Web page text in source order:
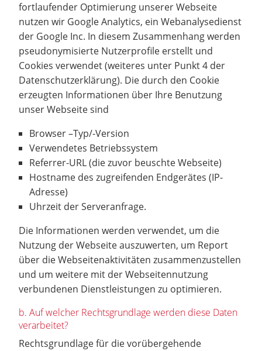
fortlaufender Optimierung unserer Webseite
nutzen wir Google Analytics, ein Webanalysedienst
der Google Inc. In diesem Zusammenhang werden
pseudonymisierte Nutzerprofile erstellt und
Cookies verwendet (weiteres unter Punkt 4 der
Datenschutzerklärung). Die durch den Cookie
erzeugten Informationen über Ihre Benutzung
unser Webseite sind
Browser –Typ/-Version
Verwendetes Betriebssystem
Referrer-URL (die zuvor beuschte Webseite)
Hostname des zugreifenden Endgerätes (IP-
Adresse)
Uhrzeit der Serveranfrage.
Die Informationen werden verwendet, um die
Nutzung der Webseite auszuwerten, um Report
über die Webseitenaktivitäten zusammenzustellen
und um weitere mit der Webseitennutzung
verbundenen Dienstleistungen zu optimieren.
b. Auf welcher Rechtsgrundlage werden diese Daten
verarbeitet?
Rechtsgrundlage für die vorübergehende